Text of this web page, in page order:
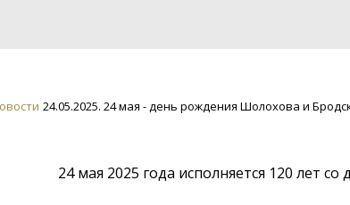
24.05.2025. 24 мая - день рождения Шолохова и
24 мая 2025 года исполняется 120 лет